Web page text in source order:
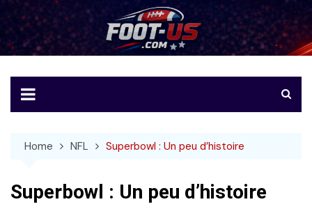
to
content
Foot-US
Le football américain en français
Home NFL Superbowl : Un peu d’histoire
Superbowl : Un peu d’histoire